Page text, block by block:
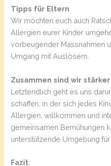
Tipps für Eltern
Wir möchten euch auch
Allergien eurer Kinder
vorbeugender Massnahmen
Umgang mit Auslösern.
Zusammen sind wir stärker
Letztendlich geht es uns
schaffen, in der sich jedes
Allergien, willkommen und
gemeinsamen Bemühungen
unterstützende Umgebung
Fazit: